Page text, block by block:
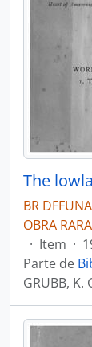
BR
OBRA
· Item ·
Parte de
GRUBB, K.